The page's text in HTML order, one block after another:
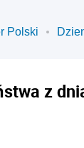
Polski
z